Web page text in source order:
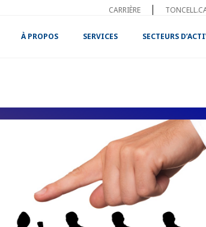
CARRIÈRE
À PROPOS SERVICES SECTEURS